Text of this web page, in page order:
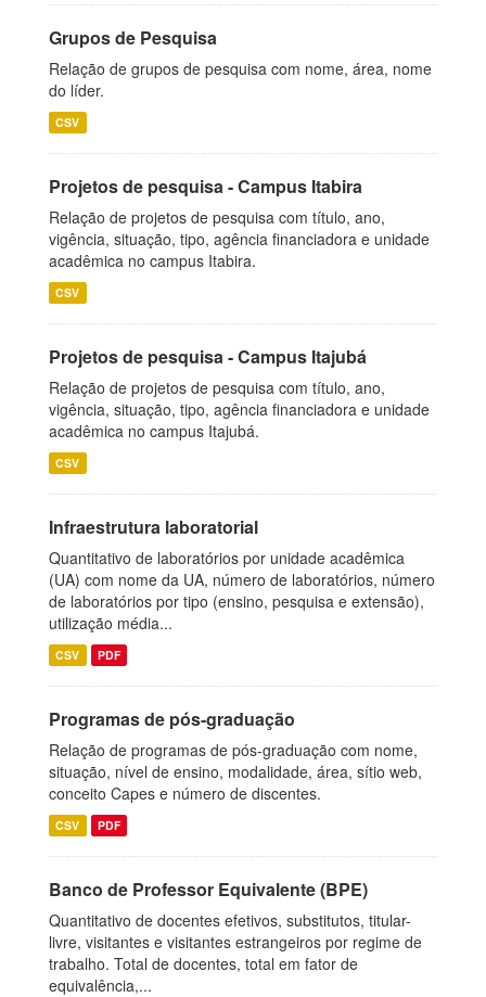
Grupos de Pesquisa
Relação de grupos de pesquisa com nome, área, nome
do líder.
CSV
Projetos de pesquisa - Campus Itabira
Relação de projetos de pesquisa com título, ano,
vigência, situação, tipo, agência financiadora e unidade
acadêmica no campus Itabira.
CSV
Projetos de pesquisa - Campus Itajubá
Relação de projetos de pesquisa com título, ano,
vigência, situação, tipo, agência financiadora e unidade
acadêmica no campus Itajubá.
CSV
Infraestrutura laboratorial
Quantitativo de laboratórios por unidade acadêmica
(UA) com nome da UA, número de laboratórios, número
de laboratórios por tipo (ensino, pesquisa e extensão),
utilização média...
CSV PDF
Programas de pós-graduação
Relação de programas de pós-graduação com nome,
situação, nível de ensino, modalidade, área, sítio web,
conceito Capes e número de discentes.
CSV PDF
Banco de Professor Equivalente (BPE)
Quantitativo de docentes efetivos, substitutos, titular-
livre, visitantes e visitantes estrangeiros por regime de
trabalho. Total de docentes, total em fator de
equivalência,...